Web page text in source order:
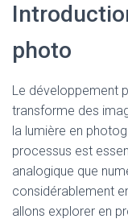
photo
Le développement
transforme des
la lumière en
processus est
analogique que
considérablement
allons explorer en